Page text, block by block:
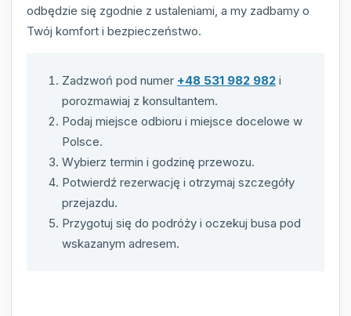
odbędzie się zgodnie z ustaleniami, a my zadbamy o
Twój komfort i bezpieczeństwo.
Zadzwoń pod numer +48 531 982 982 i
porozmawiaj z konsultantem.
Podaj miejsce odbioru i miejsce docelowe w
Polsce.
Wybierz termin i godzinę przewozu.
Potwierdź rezerwację i otrzymaj szczegóły
przejazdu.
Przygotuj się do podróży i oczekuj busa pod
wskazanym adresem.